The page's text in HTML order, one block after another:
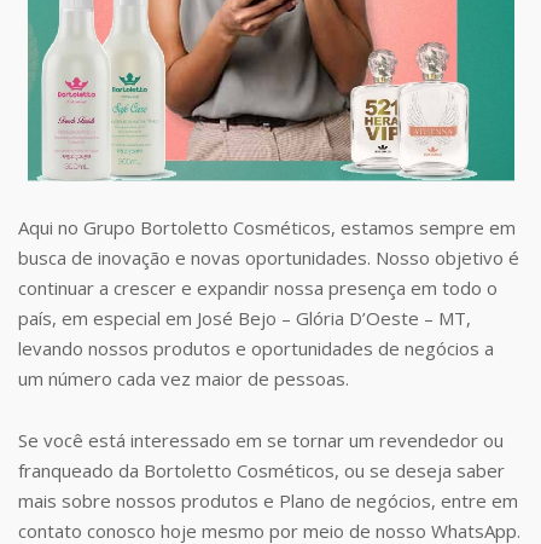
Aqui no Grupo Bortoletto Cosméticos, estamos sempre em
busca de inovação e novas oportunidades. Nosso objetivo é
continuar a crescer e expandir nossa presença em todo o
país, em especial em José Bejo – Glória D’Oeste – MT,
levando nossos produtos e oportunidades de negócios a
um número cada vez maior de pessoas.
Se você está interessado em se tornar um revendedor ou
franqueado da Bortoletto Cosméticos, ou se deseja saber
mais sobre nossos produtos e Plano de negócios, entre em
contato conosco hoje mesmo por meio de nosso WhatsApp.